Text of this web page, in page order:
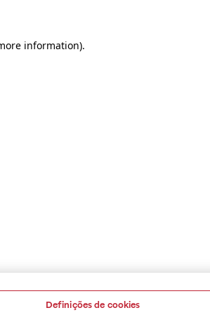
information).
Definições de cookies